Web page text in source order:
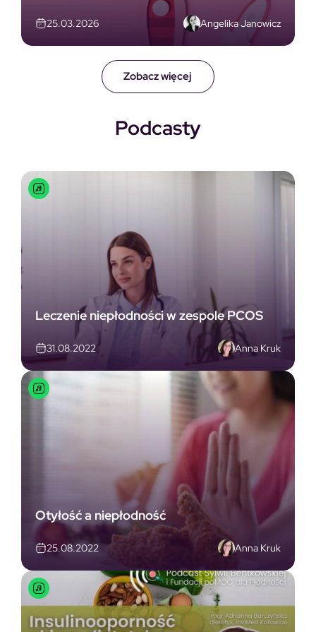
Zobacz więcej
25.03.2026 Angelika Janowicz
Podcasty
Leczenie niepłodności w zespole PCOS
31.08.2022 Anna Kruk
Otyłość a niepłodność
25.08.2022 Anna Kruk